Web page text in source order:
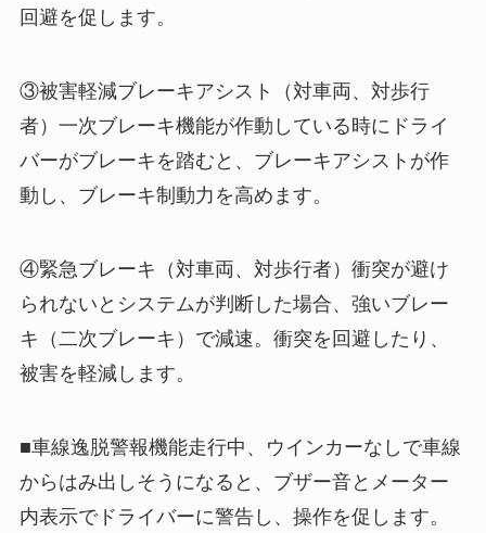
回避を促します。
③被害軽減ブレーキアシスト（対車両、対歩行
者）一次ブレーキ機能が作動している時にドライ
バーがブレーキを踏むと、ブレーキアシストが作
動し、ブレーキ制動力を高めます。
④緊急ブレーキ（対車両、対歩行者）衝突が避け
られないとシステムが判断した場合、強いブレー
キ（二次ブレーキ）で減速。衝突を回避したり、
被害を軽減します。
■車線逸脱警報機能走行中、ウインカーなしで車線
からはみ出しそうになると、ブザー音とメーター
内表示でドライバーに警告し、操作を促します。